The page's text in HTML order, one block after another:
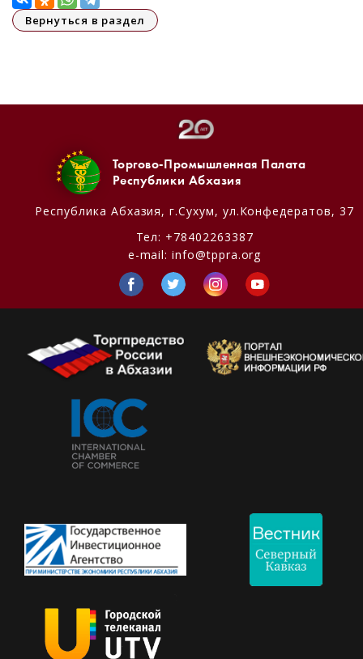
Вернуться в раздел
Торгово-Промышленная Палата
Республики Абхазия
Республика Абхазия, г.Сухум, ул.Конфедератов, 37
Тел: +78402263387
e-mail:info@tppra.org